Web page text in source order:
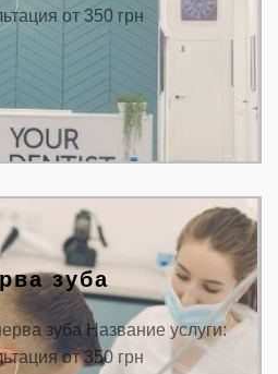
от 350 грн
зуба
зуба Название услуги:
от 350 грн